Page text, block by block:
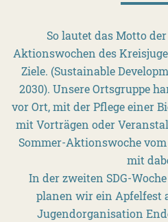
So lautet das Motto
Aktionswochen des
Ziele. (Sustainable
2030). Unsere Ortsgruppe
vor Ort, mit der Pflege einer
mit Vorträgen oder
Sommer-Aktionswoche
mit
In der zweiten SDG-Woche
planen wir ein Apfelfest
Jugendorganisation